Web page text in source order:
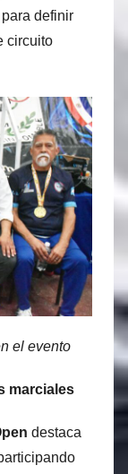
definir
circuito
el evento
marciales
destaca